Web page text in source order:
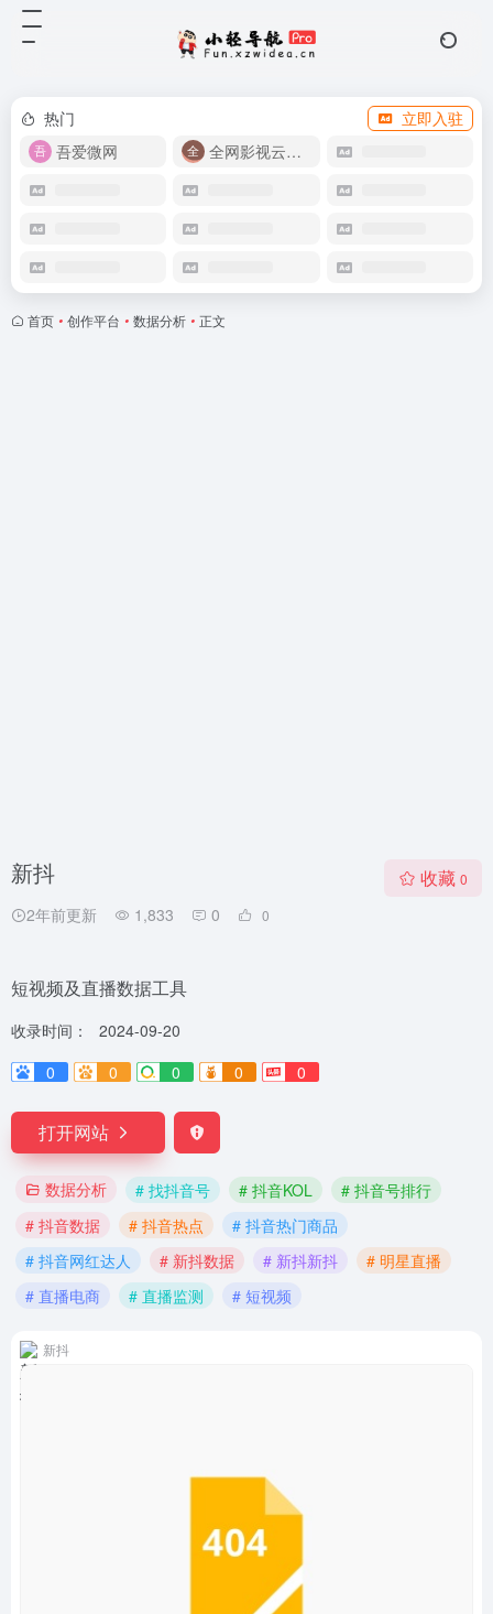
热门
立即入驻
吾爱微网
全网影视云盘资源
首页 • 创作平台 • 数据分析 • 正文
新抖
2年前更新 1,833 0 0
收藏 0
短视频及直播数据工具
收录时间：
2024-09-20
0
0 0 0 0
打开网站
数据分析 # 找抖音号 # 抖音KOL
# 抖音号排行
# 抖音数据
# 抖音热点
# 抖音热门商品
# 抖音网红达人
# 新抖数据 # 新抖新抖
# 明星直播
# 直播电商
# 直播监测 # 短视频
新抖